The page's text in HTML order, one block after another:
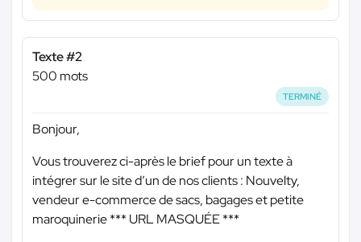
Texte #2
500 mots
TERMINÉ
Bonjour,
Vous trouverez ci-après le brief pour un texte à
intégrer sur le site d’un de nos clients : Nouvelty,
vendeur e-commerce de sacs, bagages et petite
maroquinerie*** URL MASQUÉE ***